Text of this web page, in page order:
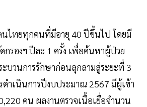
นไทยทุกคนที่มีอายุ 40 ปีขึ้นไป โดยมี
กรองฯ ปีละ 1 ครั้ง เพื่อค้นหาผู้ป่วย
ะบวนการรักษาก่อนลุกลามสู่ระยะที่ 3
ดำเนินการปีงบประมาณ 2567 มีผู้เข้า
คน ผลงานตรวจเนื้อเยื่อจำนวน